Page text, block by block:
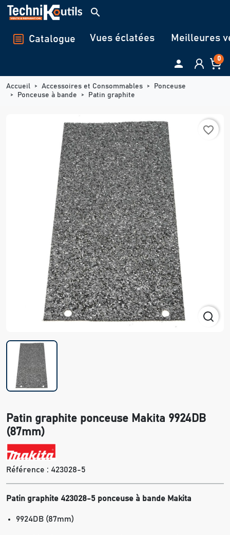
Panneau de gestion des cookies
search
Catalogue Vues éclatées Meilleures
 0
Accueil Accessoires et Consommables
Ponceuse
Ponceuse à bande
Patin graphite
favorite_border
Patin graphite ponceuse Makita 9924DB
(87mm)
Référence : 423028-5
Patin graphite 423028-5 ponceuse à bande Makita
9924DB (87mm)